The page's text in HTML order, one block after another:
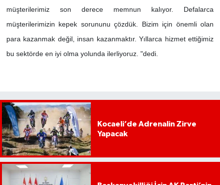
müşterilerimiz son derece memnun kalıyor. Defalarca
müşterilerimizin kepek sorununu çözdük. Bizim için önemli olan
para kazanmak değil, insan kazanmaktır. Yıllarca hizmet ettiğimiz
bu sektörde en iyi olma yolunda ilerliyoruz. "dedi.
Kocaeli’de Adrenalin Zirve
Yapacak